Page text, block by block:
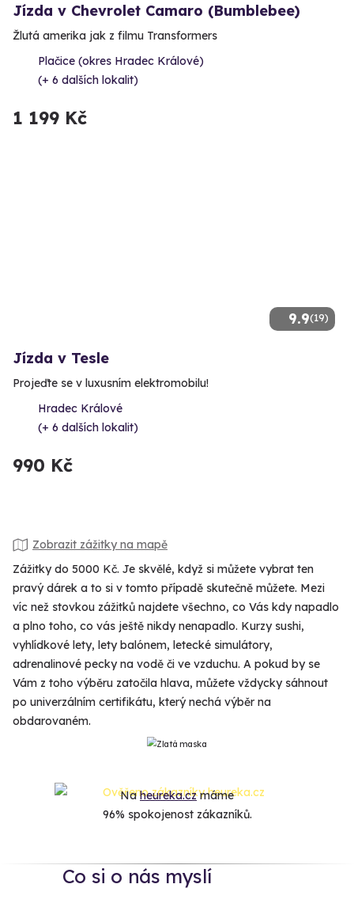
Jízda v Chevrolet Camaro (Bumblebee)
Žlutá amerika jak z filmu Transformers
Plačice (okres Hradec Králové)
(+ 6 dalších lokalit)
1 199 Kč
9.9(19)
Jízda v Tesle
Projeďte se v luxusním elektromobilu!
Hradec Králové
(+ 6 dalších lokalit)
990 Kč
Zobrazit zážitky na mapě
Zážitky do 5000 Kč. Je skvělé, když si můžete vybrat ten
pravý dárek a to si v tomto případě skutečně můžete. Mezi
víc než stovkou zážitků najdete všechno, co Vás kdy napadlo
a plno toho, co vás ještě nikdy nenapadlo. Kurzy sushi,
vyhlídkové lety, lety balónem, letecké simulátory,
adrenalinové pecky na vodě či ve vzduchu. A pokud by se
Vám z toho výběru zatočila hlava, můžete vždycky sáhnout
po univerzálním certifikátu, který nechá výběr na
obdarovaném.
Naheureka.czmáme
96% spokojenost zákazníků.
Co si o nás myslí